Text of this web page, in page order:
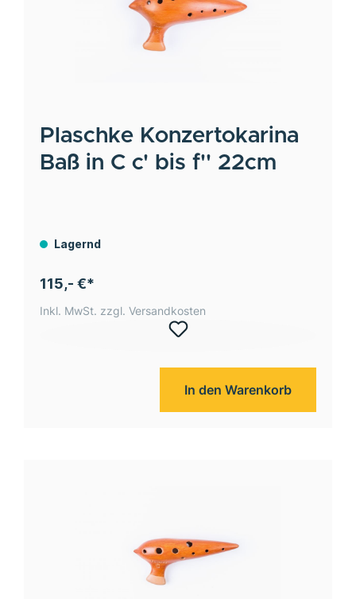
Plaschke Konzertokarina
Baß in C c' bis f'' 22cm
Lagernd
115,- €*
Inkl. MwSt. zzgl. Versandkosten
In den Warenkorb